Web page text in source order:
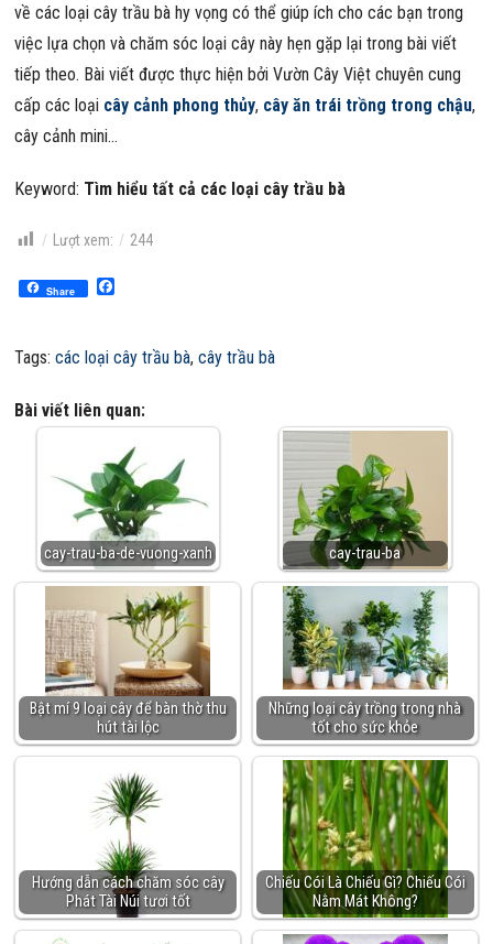
về các loại cây trầu bà hy vọng có thể giúp ích cho các bạn trong
việc lựa chọn và chăm sóc loại cây này hẹn gặp lại trong bài viết
tiếp theo. Bài viết được thực hiện bởi Vườn Cây Việt chuyên cung
cấp các loại cây cảnh phong thủy, cây ăn trái trồng trong chậu,
cây cảnh mini…
Keyword: Tìm hiểu tất cả các loại cây trầu bà
Lượt xem: 244
Share
Tags:các loại cây trầu bà,cây trầu bà
Bài viết liên quan:
cay-trau-ba-de-vuong-xanh cay-trau-ba
Bật mí 9 loại cây để bàn thờ thu
hút tài lộc
Những loại cây trồng trong nhà
tốt cho sức khỏe
Hướng dẫn cách chăm sóc cây
Phát Tài Núi tươi tốt
Chiếu Cói Là Chiếu Gì? Chiếu Cói
Nằm Mát Không?